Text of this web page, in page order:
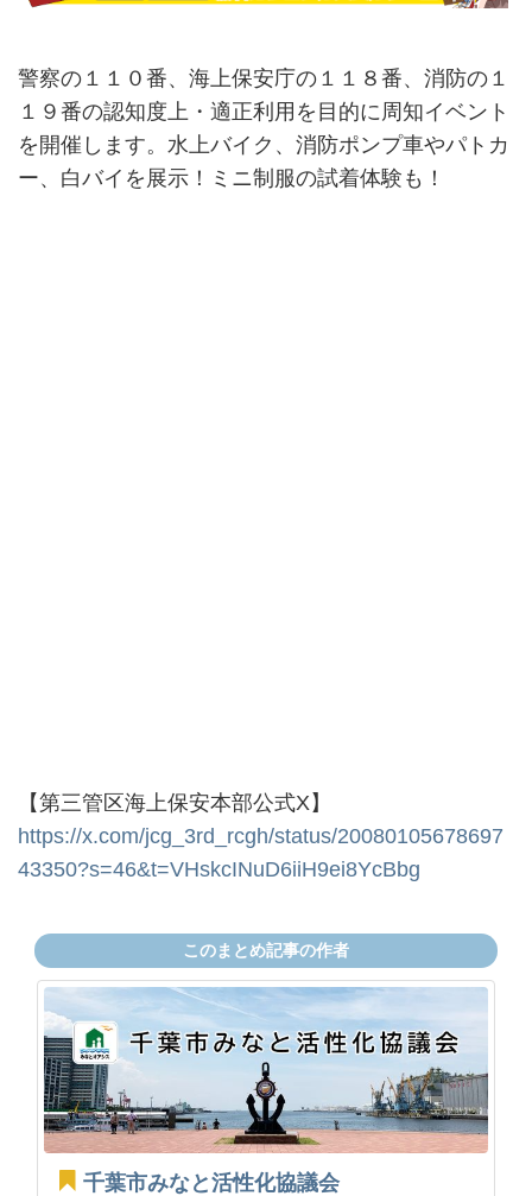
警察の１１０番、海上保安庁の１１８番、消防の１
１９番の認知度上・適正利用を目的に周知イベント
を開催します。水上バイク、消防ポンプ車やパトカ
ー、白バイを展示！ミニ制服の試着体験も！
【第三管区海上保安本部公式X】
https://x.com/jcg_3rd_rcgh/status/20080105678697
43350?s=46&t=VHskcINuD6iiH9ei8YcBbg
このまとめ記事の作者
千葉市みなと活性化協議会